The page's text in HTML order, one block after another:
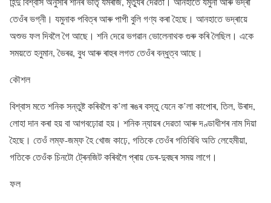
তেওঁৰ ভগ্নী। যমুনাক পবিত্ৰ আৰু পাপী বুলি গণ্য কৰা হৈছে। আনহাতে ভদ্ৰায়ে
অশুভ ফল দিবলৈ গৈ আছে। শনি দেৱে ভগৱান ভোলেনাথক গুৰু কৰি লৈছিল। একে
সময়তে হনুমান, ভৈৰৱ, বুধ আৰু ৰাহুৰ লগত তেওঁৰ বন্ধুত্ব আছে।
কৌশল
বিশ্বাস মতে শনিক সন্তুষ্ট কৰিবলৈ ক’লা ৰঙৰ বস্তু যেনে ক’লা কাপোৰ, তিল, উৰাদ,
লোহা দান কৰা হয় বা আগবঢ়োৱা হয়। শনিক ন্যায়ৰ দেৱতা আৰু দণ্ডাধীশৰ নাম দিয়া
হৈছে। তেওঁ লম্ফ-জম্ফ হৈ খোজ কাঢ়ে, গতিকে তেওঁৰ গতিবিধি অতি লেহেমীয়া,
গতিকে তেওঁক চিনটো ট্ৰেনজিট কৰিবলৈ প্ৰায় ডেৰ-দুবছৰ সময় লাগে।
ফল